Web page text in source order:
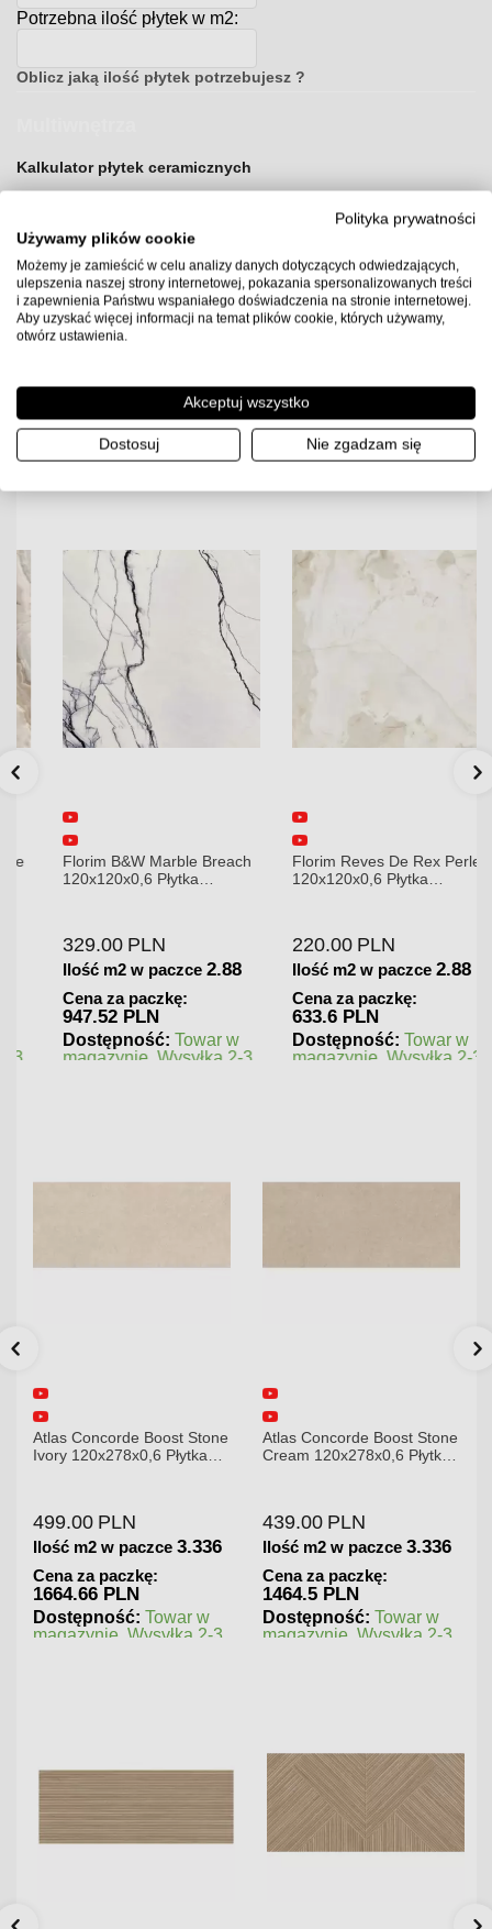
Potrzebna ilość płytek w m2:
Oblicz jaką ilość płytek potrzebujesz ?
Kalkulator płytek ceramicznych
pomoże Ci dokładnie oszacować, ile płytek ceramicznych
będziesz potrzebować, aby ukończyć swój projekt. Bez
względu na to, czy urządzasz łazienkę, kuchnię, czy inny
pomieszczenie, nasze narzędzie pozwoli Ci zaoszczędzić
czas i pieniądze, zapewniając precyzyjne wyniki.
Naszym celem jest zapewnienie Ci informacji i narzędzi,
prostu wprowadź wymiary powierzchni, na której
zamierzasz ułożyć płytki, i nasz kalkulator automatycznie
obliczy ilość potrzebnych płytek ceramicznych.
© 2023 Multiwnętrza. Wszelkie prawa zastrzeżone.
Florim B&W Marble Breach
120x120x0,6 Płytka
329.00 PLN
Ilość m2 w paczce 2.88
Cena za paczkę:
947.52 PLN
Dostępność: Towar w
magazynie. Wysyłka 2-3
Florim Reves De Rex Perle
120x120x0,6 Płytka
220.00 PLN
Ilość m2 w paczce 2.88
Cena za paczkę:
633.6 PLN
Dostępność: Towar w
magazynie. Wysyłka 2-3
Concorde Boost Stone
120x278x0,6 Płytka
PLN
m2 w paczce 3.336
za paczkę:
PLN
Towar w
Wysyłka 2-3
Atlas Concorde Boost Stone
Cream 120x278x0,6 Płytka
439.00 PLN
Ilość m2 w paczce 3.336
Cena za paczkę:
1464.5 PLN
Dostępność: Towar w
magazynie. Wysyłka 2-3
Atlas
Polityka prywatności
Używamy plików cookie
Możemy je zamieścić w celu analizy danych dotyczących odwiedzających,
ulepszenia naszej strony internetowej, pokazania spersonalizowanych treści
i zapewnienia Państwu wspaniałego doświadczenia na stronie internetowej.
Aby uzyskać więcej informacji na temat plików cookie, których używamy,
otwórz ustawienia.
Akceptuj wszystko
Dostosuj Nie zgadzam się